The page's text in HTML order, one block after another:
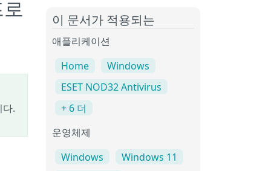
.
이 문서가 적용되는
애플리케이션
Home
Windows
ESET NOD32 Antivirus
+ 6 더
운영체제
Windows
Windows 11